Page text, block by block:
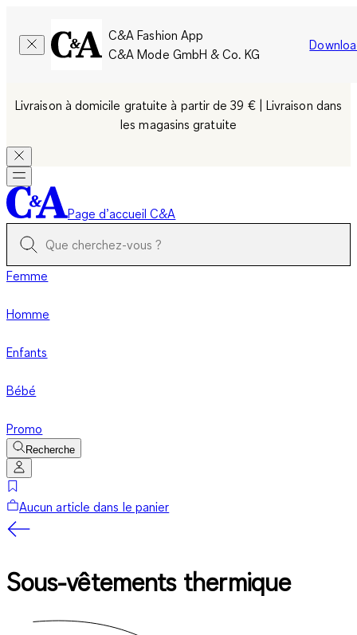
C&A Fashion App
C&A Mode GmbH & Co. KG
Livraison à domicile gratuite à partir de 39 € | Livraison dans
les magasins gratuite
Page d’accueil C&A
Femme
Homme
Enfants
Bébé
Promo
Recherche
Aucun article dans le panier
Sous-vêtements thermique